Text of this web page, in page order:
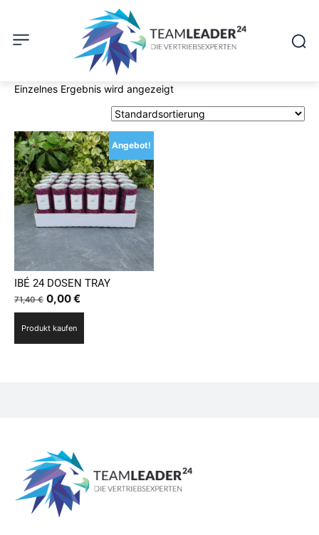
Einzelnes Ergebnis wird angezeigt
Angebot!
IBÉ 24 DOSEN TRAY
71,40€ Ursprünglicher
Preis
war:
0,00€Aktueller
Preis
Produkt kaufen